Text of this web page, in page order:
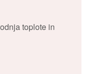
toplote in